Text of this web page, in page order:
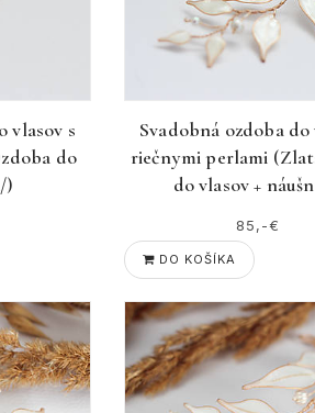
vlasov s
do
)
Svadobná ozdoba do
riečnymi perlami
do vlasov +
85,-€
DO KOŠÍKA